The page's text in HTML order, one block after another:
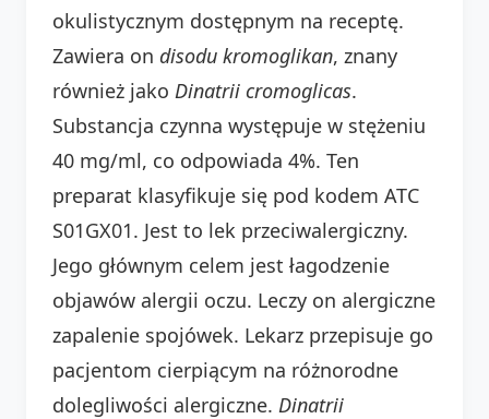
okulistycznym dostępnym na receptę.
Zawiera on disodu kromoglikan, znany
również jako Dinatrii cromoglicas.
Substancja czynna występuje w stężeniu
40 mg/ml, co odpowiada 4%. Ten
preparat klasyfikuje się pod kodem ATC
S01GX01. Jest to lek przeciwalergiczny.
Jego głównym celem jest łagodzenie
objawów alergii oczu. Leczy on alergiczne
zapalenie spojówek. Lekarz przepisuje go
pacjentom cierpiącym na różnorodne
dolegliwości alergiczne. Dinatrii